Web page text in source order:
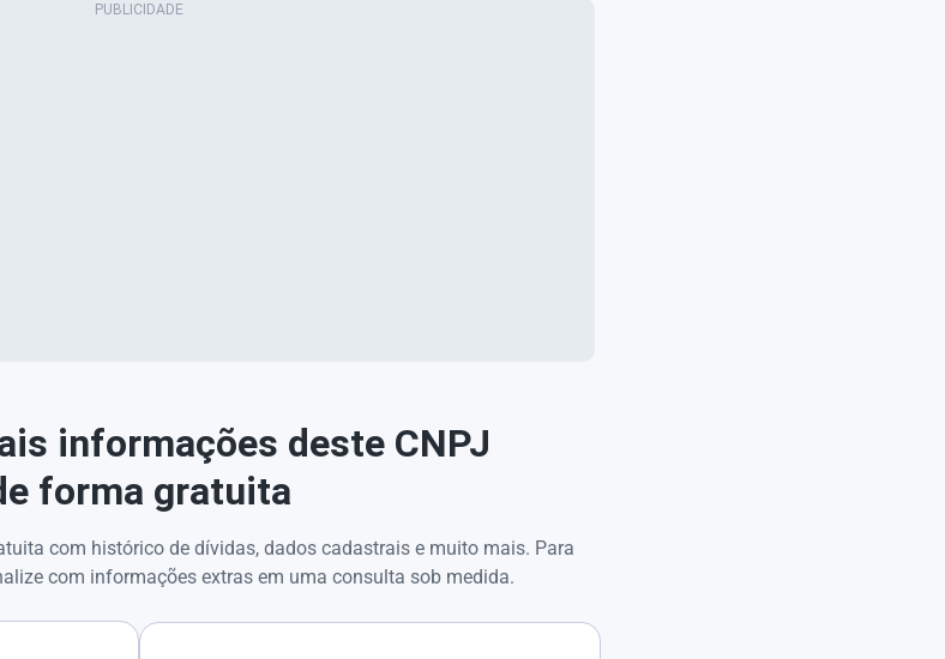
informações deste CNPJ
forma gratuita
com histórico de dívidas, dados cadastrais e muito mais. Para
com informações extras em uma consulta sob medida.